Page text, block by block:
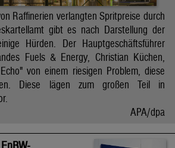
Raffinerien verlangten Spritpreise durch
gibt es nach Darstellung der
Hürden. Der Hauptgeschäftsführer
Fuels & Energy, Christian Küchen,
von einem riesigen Problem, diese
Diese lägen zum großen Teil in
APA/dpa